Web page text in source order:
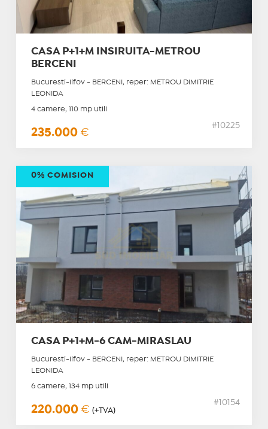
CASA P+1+M INSIRUITA-METROU
BERCENI
Bucuresti-Ilfov - BERCENI, reper: METROU DIMITRIE
LEONIDA
4 camere, 110 mp utili
235.000 €
#10225
CASA P+1+M-6 CAM-MIRASLAU
Bucuresti-Ilfov - BERCENI, reper: METROU DIMITRIE
LEONIDA
6 camere, 134 mp utili
220.000 € (+TVA)
#10154
0% COMISION